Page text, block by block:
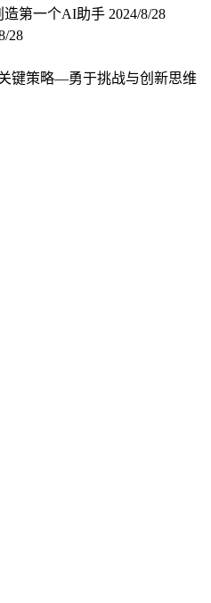
造第一个AI助手 2024/8/28
28
键策略—勇于挑战与创新思维